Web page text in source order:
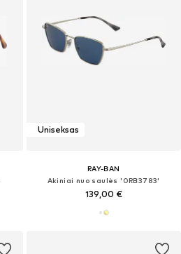
Uniseksas
RAY-BAN
Akiniai nuo saulės '0RB3783'
139,00 €